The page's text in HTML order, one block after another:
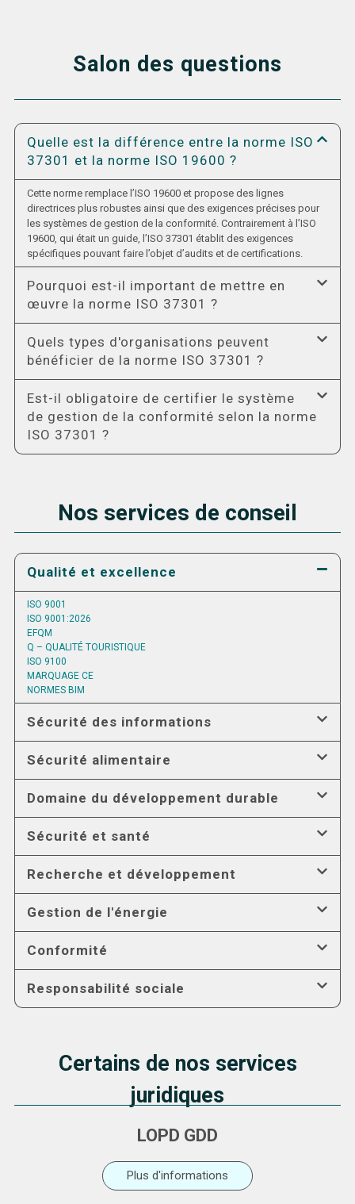
Salon des questions
Quelle est la différence entre la norme ISO
37301 et la norme ISO 19600 ?
Cette norme remplace l’ISO 19600 et propose des lignes
directrices plus robustes ainsi que des exigences précises pour
les systèmes de gestion de la conformité. Contrairement à l’ISO
19600, qui était un guide, l’ISO 37301 établit des exigences
spécifiques pouvant faire l’objet d’audits et de certifications.
Pourquoi est-il important de mettre en
œuvre la norme ISO 37301 ?
Quels types d'organisations peuvent
bénéficier de la norme ISO 37301 ?
Est-il obligatoire de certifier le système
de gestion de la conformité selon la norme
ISO 37301 ?
Nos services de conseil
Qualité et excellence
ISO 9001
ISO 9001:2026
EFQM
Q – QUALITÉ TOURISTIQUE
ISO 9100
MARQUAGE CE
NORMES BIM
Sécurité des informations
Sécurité alimentaire
Domaine du développement durable
Sécurité et santé
Recherche et développement
Gestion de l'énergie
Conformité
Responsabilité sociale
Certains de nos services
juridiques
LOPD GDD
Plus d'informations